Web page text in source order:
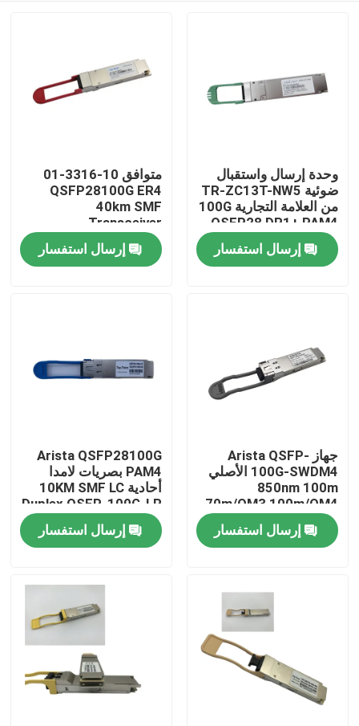
مسكن
معلومات عنا
مراقبة الجودة
اتصل بنا
منتجات إنفيديا الذكاء الاصطناعي
وحدة بصرية 400G/800G
وحدة إرسال واستقبال
ضوئية TR-ZC13T-NW5
من العلامة التجارية 100G
QSFP28 DR1+ PAM4
500M
إرسال استفسار
متوافق 10-3316-01
QSFP28100G ER4
40km SMF
Transceiver
إرسال استفسار
جهاز Arista QSFP-
100G-SWDM4 الأصلي
850nm 100m
70m/OM3 100m/OM4
ناقل MMF مزدوج
إرسال استفسار
Arista QSFP28100G
PAM4 بصريات لامدا
أحادية 10KM SMF LC
Duplex QSFP-100G-LR
إرسال استفسار